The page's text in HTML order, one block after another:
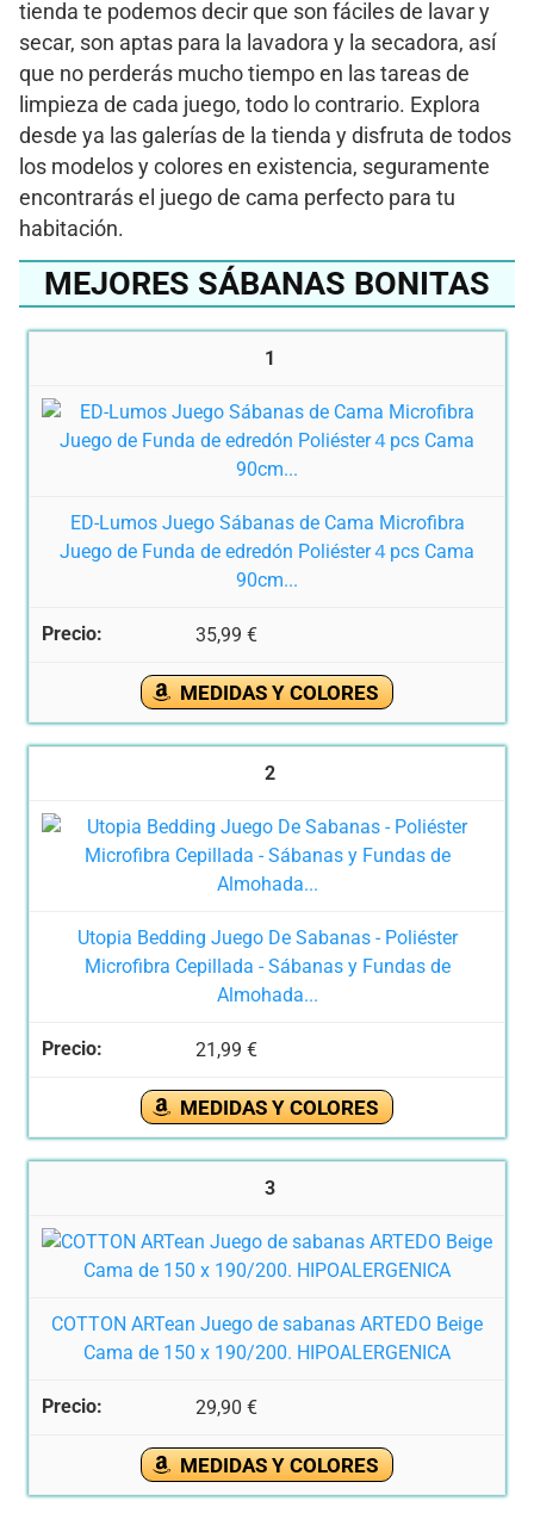
tienda te podemos decir que son fáciles de lavar y
secar, son aptas para la lavadora y la secadora, así
que no perderás mucho tiempo en las tareas de
limpieza de cada juego, todo lo contrario. Explora
desde ya las galerías de la tienda y disfruta de todos
los modelos y colores en existencia, seguramente
encontrarás el juego de cama perfecto para tu
habitación.
MEJORES SÁBANAS BONITAS
1
ED-Lumos Juego Sábanas de Cama Microfibra
Juego de Funda de edredón Poliéster４pcs Cama
90cm...
35,99 €
MEDIDAS Y COLORES
2
Utopia Bedding Juego De Sabanas - Poliéster
Microfibra Cepillada - Sábanas y Fundas de
Almohada...
21,99 €
MEDIDAS Y COLORES
3
COTTON ARTean Juego de sabanas ARTEDO Beige
Cama de 150 x 190/200. HIPOALERGENICA
29,90 €
MEDIDAS Y COLORES